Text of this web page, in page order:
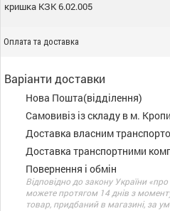
кришка КЗК 6.02.005
Оплата та доставка
Варіанти доставки
Нова Пошта(відділення)
Самовивіз із складу в м.
Доставка власним
Доставка транспортними
Повернення і обмін
Відповідно до закону України
можете протягом 14 днів з
товар, придбаний в магазині, за